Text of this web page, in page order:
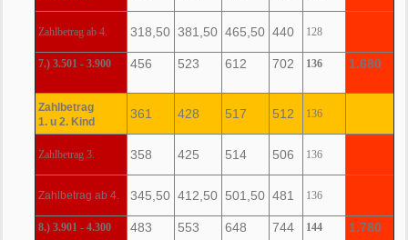
Zahlbetrag ab 4. 318,50 381,50 465,50 440 128
7.) 3.501 - 3.900 456 523 612 702 136 1.680
Zahlbetrag
1. u 2. Kind
361 428 517 512 136
Zahlbetrag 3. 358 425 514 506 136
Zahlbetrag ab 4. 345,50 412,50 501,50 481 136
8.) 3.901 - 4.300 483 553 648 744 144 1.780